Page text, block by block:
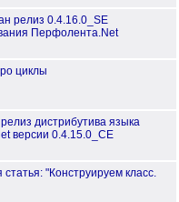
релиз 0.4.16.0_SE
Перфолента.Net
циклы
дистрибутива языка
версии 0.4.15.0_CE
"Конструируем класс.